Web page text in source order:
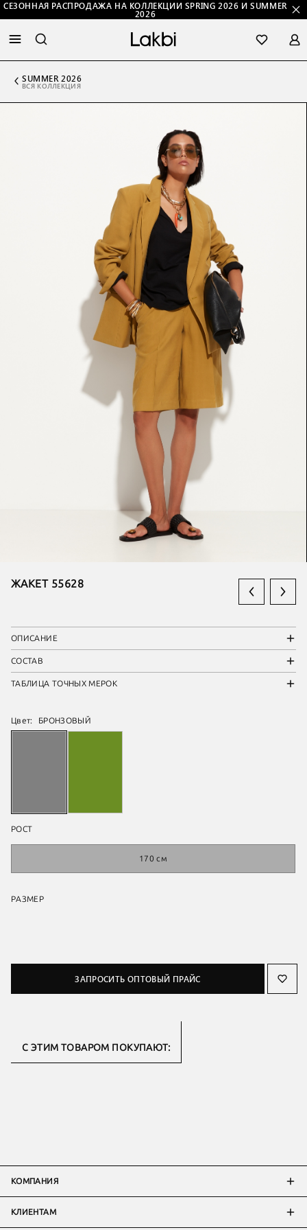
СЕЗОННАЯ РАСПРОДАЖА НА КОЛЛЕКЦИИ SPRING 2026 И SUMMER
2026
SUMMER 2026
ВСЯ КОЛЛЕКЦИЯ
ЖАКЕТ 55628
ОПИСАНИЕ
СОСТАВ
ТАБЛИЦА ТОЧНЫХ МЕРОК
Цвет: БРОНЗОВЫЙ
РОСТ
170 см
РАЗМЕР
ЗАПРОСИТЬ ОПТОВЫЙ ПРАЙС
С ЭТИМ ТОВАРОМ ПОКУПАЮТ:
КОМПАНИЯ
КЛИЕНТАМ